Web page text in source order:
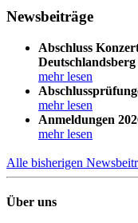
Newsbeiträge
Abschluss
Deutschlandsberg
mehr lesen
mehr lesen
Anmeldungen
mehr lesen
Alle bisherigen
Über uns